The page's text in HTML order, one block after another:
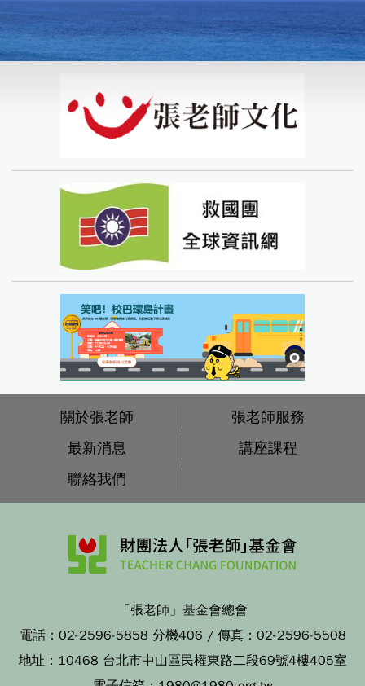
關於張老師
張老師服務
最新消息
講座課程
聯絡我們
「張老師」基金會總會
電話： 02-2596-5858 分機406 / 傳真： 02-2596-5508
地址： 10468 台北市中山區民權東路二段69號4樓405室